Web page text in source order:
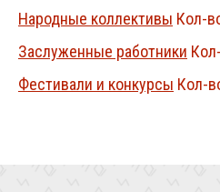
Народные коллективы Кол-
Заслуженные работники
Фестивали и конкурсы Кол-